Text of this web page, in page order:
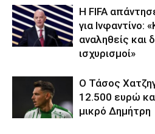
Η FIFA
για Ινφαντίνο:
αναληθείς και
ισχυρισμοί»
Ο Τάσος
12.500 ευρώ
μικρό Δημήτρη